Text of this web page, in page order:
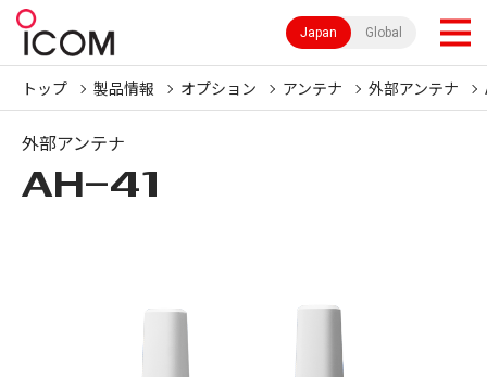
Japan Global
トップ 製品情報 オプション アンテナ 外部アンテナ
外部アンテナ
AH-41